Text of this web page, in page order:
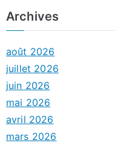
Archives
août 2026
juillet 2026
juin 2026
mai 2026
avril 2026
mars 2026